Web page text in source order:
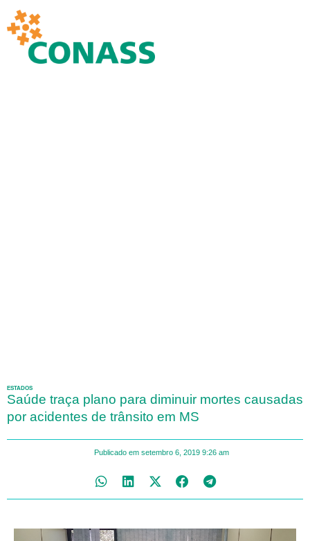
ESTADOS
Saúde traça plano para diminuir mortes causadas
por acidentes de trânsito em MS
Publicado em setembro 6, 2019 9:26 am